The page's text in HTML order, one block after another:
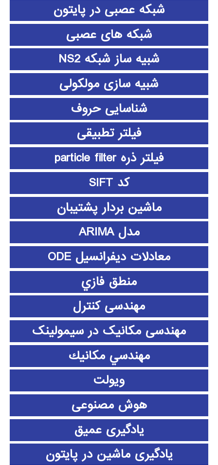
شبکه عصبی در پایتون
شبکه های عصبی
شبیه ساز شبکه NS2
شبیه سازی مولکولی
شناسایی حروف
فیلتر تطبیقی
فیلتر ذره particle filter
کد SIFT
ماشین بردار پشتیبان
مدل ARIMA
معادلات دیفرانسیل ODE
منطق فازي
مهندسی کنترل
مهندسی مکانیک در سیمولینک
مهندسي مكانيك
ویولت
هوش مصنوعی
یادگیری عمیق
یادگیری ماشین در پایتون